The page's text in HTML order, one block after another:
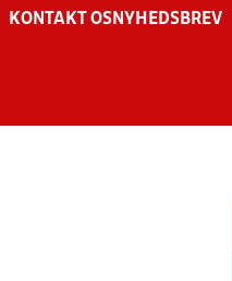
KONTAKT OS NYHEDSBREV